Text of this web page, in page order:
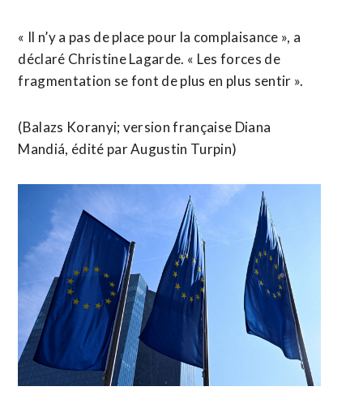
« Il n’y a pas de place pour la complaisance », a
déclaré Christine ​Lagarde. « Les forces de
fragmentation se font de plus en plus sentir ».
(Balazs Koranyi; ​version française Diana
Mandiá, édité par Augustin Turpin)